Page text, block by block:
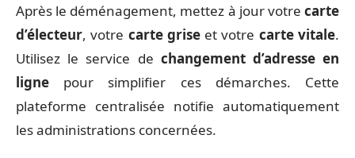
Après le déménagement, mettez à jour votre carte
d’électeur, votre carte griseet votre carte vitale.
Utilisez le service de changement d’adresse en
ligne pour simplifier ces démarches. Cette
plateforme centralisée notifie automatiquement
les administrations concernées.